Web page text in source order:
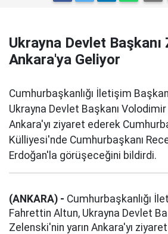
Ukrayna Devlet Başkanı
Ankara'ya Geliyor
Cumhurbaşkanlığı İletişim
Ukrayna Devlet Başkanı
Ankara'yı ziyaret ederek
Külliyesi'nde Cumhurbaşkanı
Erdoğan'la görüşeceğini bildirdi.
(ANKARA) - Cumhurbaşkanlığı
Fahrettin Altun, Ukrayna Devlet
Zelenski'nin yarın Ankara'yı